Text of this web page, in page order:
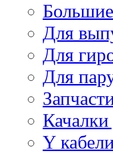
Большие
Для
Для
Для
Y